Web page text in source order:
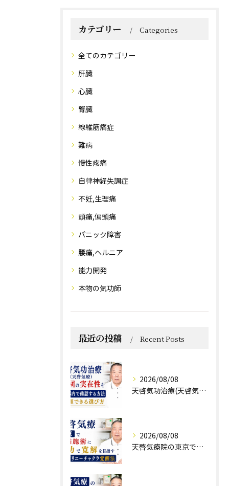
カテゴリー Categories
全てのカテゴリー
肝臓
心臓
腎臓
線維筋痛症
難病
慢性疼痛
自律神経失調症
不妊,生理痛
頭痛,偏頭痛
パニック障害
腰痛,ヘルニア
能力開発
本物の気功師
最近の投稿 Recent Posts
2026/08/08
天啓気功治療(天啓気療)と財団の実在性を東京都内で確認する方法と信頼できる選び方
2026/08/08
天啓気療院の東京で難病施術に気功で寛解を目指すクンダリニーチャクラ覚醒法